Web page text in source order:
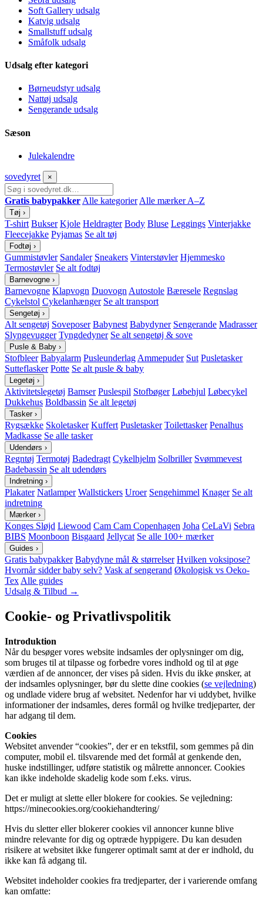
Soft Gallery udsalg
Katvig udsalg
Smallstuff udsalg
Småfolk udsalg
Udsalg efter kategori
Børneudstyr udsalg
Nattøj udsalg
Sengerande udsalg
Sæson
Julekalendre
sovedyret ×
Gratis babypakker Alle kategorier Alle mærker A–Z
Tøj ›
T-shirt Bukser Kjole Heldragter Body Bluse Leggings Vinterjakke
Fleecejakke Pyjamas Se alt tøj
Fodtøj ›
Gummistøvler Sandaler Sneakers Vinterstøvler Hjemmesko
Termostøvler Se alt fodtøj
Barnevogne ›
Barnevogne Klapvogn Duovogn Autostole Bæresele Regnslag
Cykelstol Cykelanhænger Se alt transport
Sengetøj ›
Alt sengetøj Soveposer Babynest Babydyner Sengerande Madrasser
Slyngevugger Tyngdedyner Se alt sengetøj & sove
Pusle & Baby ›
Stofbleer Babyalarm Pusleunderlag Ammepuder Sut Pusletasker
Sutteflasker Potte Se alt pusle & baby
Legetøj ›
Aktivitetslegetøj Bamser Puslespil Stofbøger Løbehjul Løbecykel
Dukkehus Boldbassin Se alt legetøj
Tasker ›
Rygsække Skoletasker Kuffert Pusletasker Toilettasker Penalhus
Madkasse Se alle tasker
Udendørs ›
Regntøj Termotøj Badedragt Cykelhjelm Solbriller Svømmevest
Badebassin Se alt udendørs
Indretning ›
Plakater Natlamper Wallstickers Uroer Sengehimmel Knager Se alt
indretning
Mærker ›
Konges Sløjd Liewood Cam Cam Copenhagen Joha CeLaVi Sebra
BIBS Moonboon Bisgaard Jellycat Se alle 100+ mærker
Guides ›
Gratis babypakker Babydyne mål & størrelser Hvilken voksipose?
Hvornår sidder baby selv? Vask af sengerand Økologisk vs Oeko-
Tex Alle guides
Udsalg & Tilbud →
Cookie- og Privatlivspolitik
Introduktion
Når du besøger vores website indsamles der oplysninger om dig,
som bruges til at tilpasse og forbedre vores indhold og til at øge
værdien af de annoncer, der vises på siden. Hvis du ikke ønsker, at
der indsamles oplysninger, bør du slette dine cookies (se vejledning)
og undlade videre brug af websitet. Nedenfor har vi uddybet, hvilke
informationer der indsamles, deres formål og hvilke tredjeparter, der
har adgang til dem.
Cookies
Websitet anvender “cookies”, der er en tekstfil, som gemmes på din
computer, mobil el. tilsvarende med det formål at genkende den,
huske indstillinger, udføre statistik og målrette annoncer. Cookies
kan ikke indeholde skadelig kode som f.eks. virus.
Det er muligt at slette eller blokere for cookies. Se vejledning:
https://minecookies.org/cookiehandtering/
Hvis du sletter eller blokerer cookies vil annoncer kunne blive
mindre relevante for dig og optræde hyppigere. Du kan desuden
risikere at websitet ikke fungerer optimalt samt at der er indhold, du
ikke kan få adgang til.
Websitet indeholder cookies fra tredjeparter, der i varierende omfang
kan omfatte: